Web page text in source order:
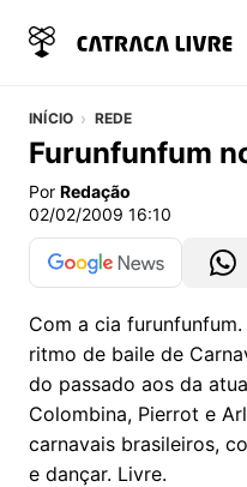
INÍCIO REDE
Furunfunfum
Por Redação
02/02/2009 16:10
Com a cia
ritmo de baile de
do passado aos da
Colombina, Pierrot e
carnavais brasileiros,
e dançar. Livre.